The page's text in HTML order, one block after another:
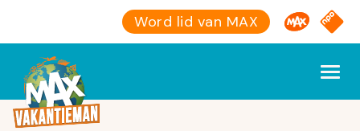
Word lid van MAX Omroep
NPO